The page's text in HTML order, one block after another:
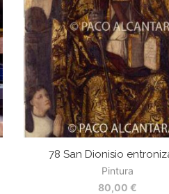
78 San Dionisio
Pintura
80,00 €